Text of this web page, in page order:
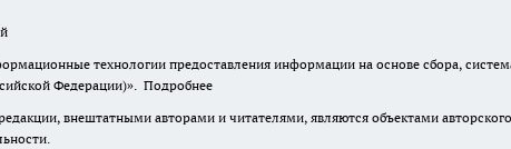
технологии предоставления информации на основе сбора,
Федерации)». Подробнее
внештатными авторами и читателями, являются объектами